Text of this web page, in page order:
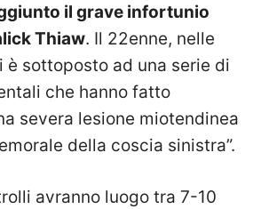
il grave infortunio
Thiaw. Il 22enne, nelle
è sottoposto ad una serie di
che hanno fatto
severa lesione miotendinea
della coscia sinistra”.
avranno luogo tra 7-10